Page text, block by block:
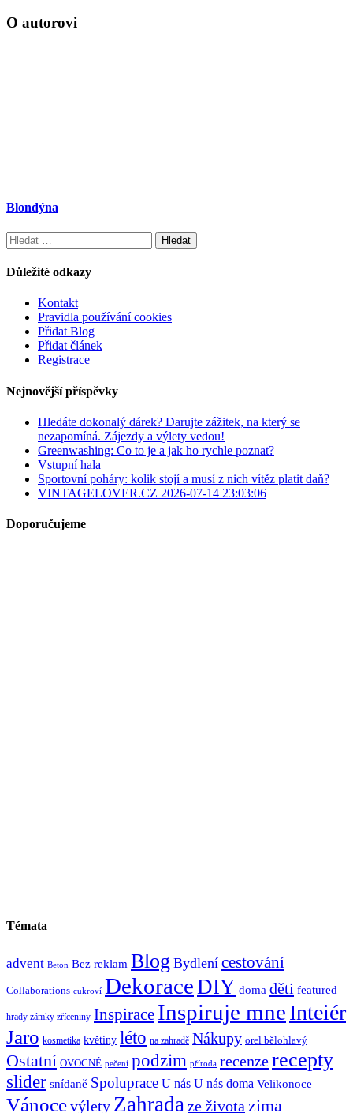
O autorovi
Blondýna
Vyhledávání
Důležité odkazy
Kontakt
Pravidla používání cookies
Přidat Blog
Přidat článek
Registrace
Nejnovější příspěvky
Hledáte dokonalý dárek? Darujte zážitek, na který se
nezapomíná. Zájezdy a výlety vedou!
Greenwashing: Co to je a jak ho rychle poznat?
Vstupní hala
Sportovní poháry: kolik stojí a musí z nich vítěz platit daň?
VINTAGELOVER.CZ 2026-07-14 23:03:06
Doporučujeme
Témata
advent Beton Bez reklam Blog Bydlení cestování
Collaborations cukroví DekoraceDIY doma děti featured
hrady zámky zříceniny Inspirace Inspiruje mneInteiér
Jaro kosmetika květiny léto na zahradě Nákupy orel bělohlavý
Ostatní OVOCNÉ pečení podzim příroda recenzerecepty
slider snídaně Spoluprace U nás U nás doma Velikonoce
Vánocevýlety Zahrada ze života zima